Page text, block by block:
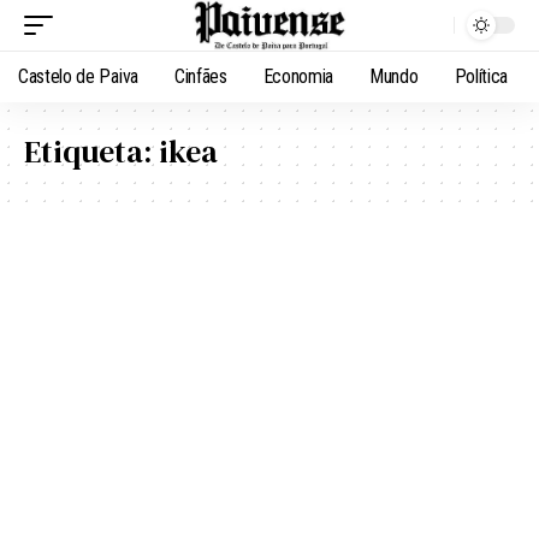
Castelo de Paiva Cinfães Economia Mundo Política
Etiqueta:ikea